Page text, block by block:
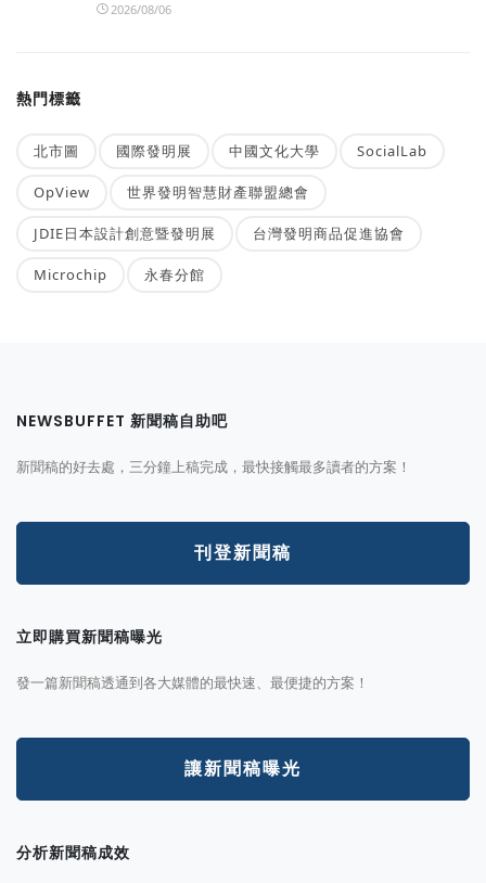
2026/08/06
熱門標籤
北市圖 國際發明展 中國文化大學 SocialLab
OpView 世界發明智慧財產聯盟總會
JDIE日本設計創意暨發明展 台灣發明商品促進協會
Microchip 永春分館
NEWSBUFFET 新聞稿自助吧
新聞稿的好去處，三分鐘上稿完成，最快接觸最多讀者的方案！
刊登新聞稿
立即購買新聞稿曝光
發一篇新聞稿透通到各大媒體的最快速、最便捷的方案！
讓新聞稿曝光
分析新聞稿成效